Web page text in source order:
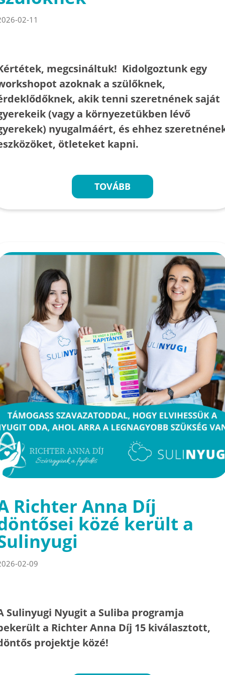
02-11
megcsináltuk! Kidolgoztunk egy
azoknak a szülőknek,
akik tenni szeretnének saját
(vagy a környezetükben lévő
nyugalmáért, és ehhez
ötleteket kapni.
TOVÁBB
Richter Anna Díj
közé került a
02-09
Sulinyugi Nyugit a Suliba programja
a Richter Anna Díj 15 kiválasztott,
projektje közé!